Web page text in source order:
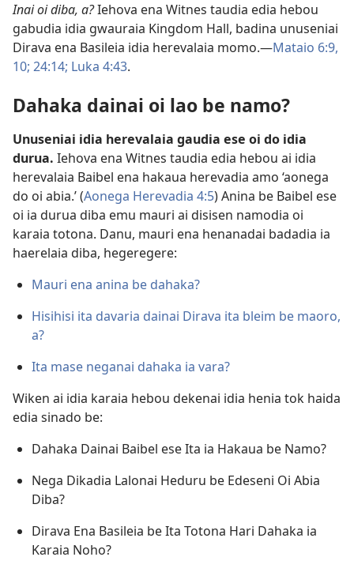
Inai oi diba, a?Iehova ena Witnes taudia edia hebou
gabudia idia gwauraia Kingdom Hall, badina unuseniai
Dirava ena Basileia idia herevalaia momo.​​—Mataio 6:​9,
10; 24:14; Luka 4:​43.
Dahaka dainai oi lao be namo?
Unuseniai idia herevalaia gaudia ese oi do idia
durua. Iehova ena Witnes taudia edia hebou ai idia
herevalaia Baibel ena hakaua herevadia amo ‘aonega
do oi abia.’ (Aonega Herevadia 4:5) Anina be Baibel ese
oi ia durua diba emu mauri ai disisen namodia oi
karaia totona. Danu, mauri ena henanadai badadia ia
haerelaia diba, hegeregere:
Mauri ena anina be dahaka?
Hisihisi ita davaria dainai Dirava ita bleim be maoro,
a?
Ita mase neganai dahaka ia vara?
Wiken ai idia karaia hebou dekenai idia henia tok haida
edia sinado be:
Dahaka Dainai Baibel ese Ita ia Hakaua be Namo?
Nega Dikadia Lalonai Heduru be Edeseni Oi Abia
Diba?
Dirava Ena Basileia be Ita Totona Hari Dahaka ia
Karaia Noho?